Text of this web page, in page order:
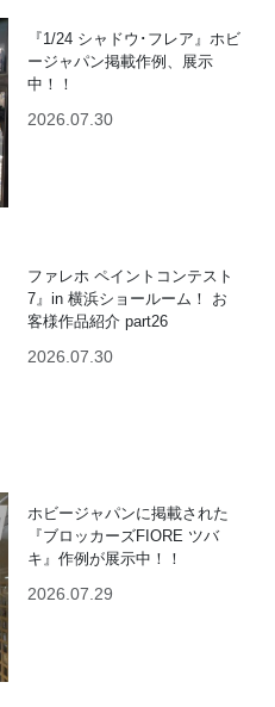
『1/24 シャドウ･フレア』ホビ
ージャパン掲載作例、展示
中！！
2026.07.30
ファレホ ペイントコンテスト
7』in 横浜ショールーム！ お
客様作品紹介 part26
2026.07.30
ホビージャパンに掲載された
『ブロッカーズFIORE ツバ
キ』作例が展示中！！
2026.07.29